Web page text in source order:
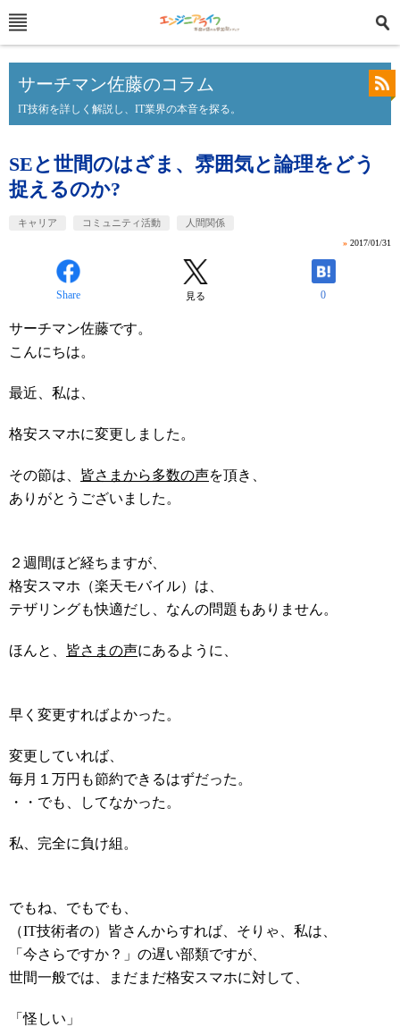
サーチマン佐藤のコラム
IT技術を詳しく解説し、IT業界の本音を探る。
SEと世間のはざま、雰囲気と論理をどう
捉えるのか?
キャリア コミュニティ活動 人間関係
» 2017/01/31
Share 見る 0
サーチマン佐藤です。
こんにちは。
最近、私は、
格安スマホに変更しました。
その節は、 皆さまから多数の声を頂き、
ありがとうございました。
２週間ほど経ちますが、
格安スマホ（楽天モバイル）は、
テザリングも快適だし、なんの問題もありません。
ほんと、 皆さまの声にあるように、
早く変更すればよかった。
変更していれば、
毎月１万円も節約できるはずだった。
・・でも、してなかった。
私、完全に負け組。
でもね、でもでも、
（IT技術者の）皆さんからすれば、そりゃ、私は、
「今さらですか？」の遅い部類ですが、
世間一般では、まだまだ格安スマホに対して、
「怪しい」